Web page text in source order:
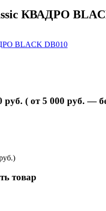
КВАДРО
руб. ( от 5 000 руб. —
товар